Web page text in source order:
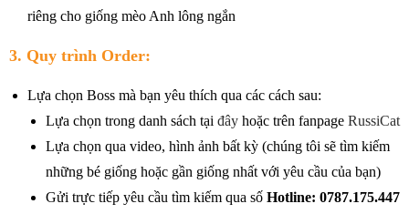
riêng cho giống mèo Anh lông ngắn
3. Quy trình Order:
Lựa chọn Boss mà bạn yêu thích qua các cách sau:
Lựa chọn trong danh sách tại đây hoặc trên fanpage RussiCat
Lựa chọn qua video, hình ảnh bất kỳ (chúng tôi sẽ tìm kiếm
những bé giống hoặc gần giống nhất với yêu cầu của bạn)
Gửi trực tiếp yêu cầu tìm kiếm qua số Hotline: 0787.175.447